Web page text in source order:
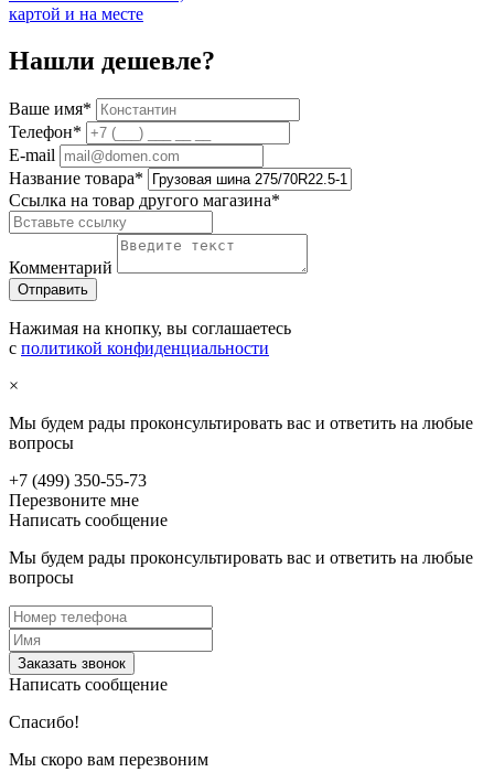
картой и на месте
Нашли дешевле?
Ваше имя*
Телефон*
E-mail
Название товара*
Ссылка на товар другого магазина*
Комментарий
Нажимая на кнопку, вы соглашаетесь
с политикой конфиденциальности
×
Мы будем рады проконсультировать вас и ответить на любые
вопросы
+7 (499) 350-55-73
Перезвоните мне
Написать сообщение
Мы будем рады проконсультировать вас и ответить на любые
вопросы
Заказать звонок
Написать сообщение
Спасибо!
Мы скоро вам перезвоним